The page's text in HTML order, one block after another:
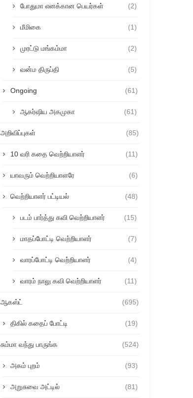
போதுமா எனக்கான பெயர்கள் (2)
மீமிகை (1)
முரட்டு மங்கம்மா (2)
வன்ம திருப்தி (5)
Ongoing (61)
ஆகர்ஷிய அகமுகா (61)
அறிவிப்புகள் (85)
10 வரி கதை வெற்றியாளர் (11)
யாவரும் வெற்றியாளரே (6)
வெற்றியாளர் பட்டியல் (48)
படம் பார்த்து கவி வெற்றியாளர் (15)
மாதப்போட்டி வெற்றியாளர் (7)
வாரப்போட்டி வெற்றியாளர் (4)
வாரம் நாலு கவி வெற்றியாளர் (11)
ஆகஸ்ட் (695)
திகில் கதைப் போட்டி (19)
சும்மா வந்து பாருங்க (524)
அகம் புறம் (93)
அறுசுவை அட்டில் (81)